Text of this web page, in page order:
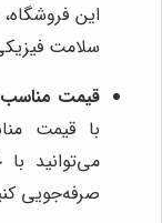
این
سلامت
قیمت
با قیمت
می‌توانید
صرفه‌جویی